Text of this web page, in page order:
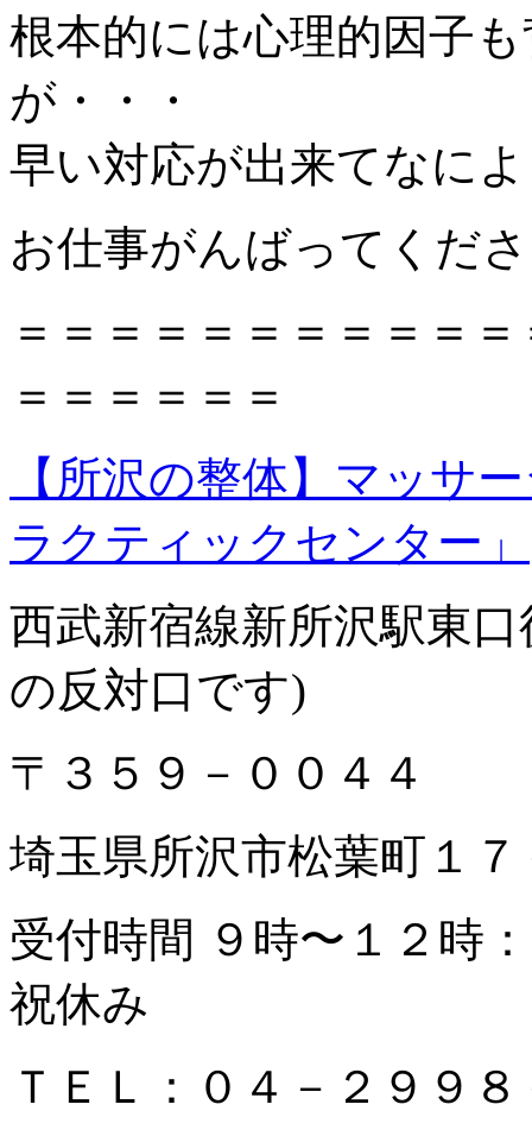
根本的には心理的因子
が・・・
早い対応が出来てなに
お仕事がんばってくだ
＝＝＝＝＝＝＝＝＝＝
＝＝＝＝＝＝
【所沢の整体】マッサ
ラクティックセンター」
西武新宿線新所沢駅東
の反対口です)
〒３５９－００４４
埼玉県所沢市松葉町１
受付時間 ９時〜１２時
祝休み
ＴＥＬ：０４－２９９